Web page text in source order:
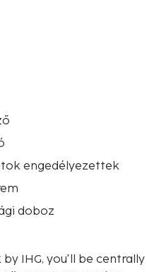
engedélyezettek
doboz
IHG, you'll be centrally